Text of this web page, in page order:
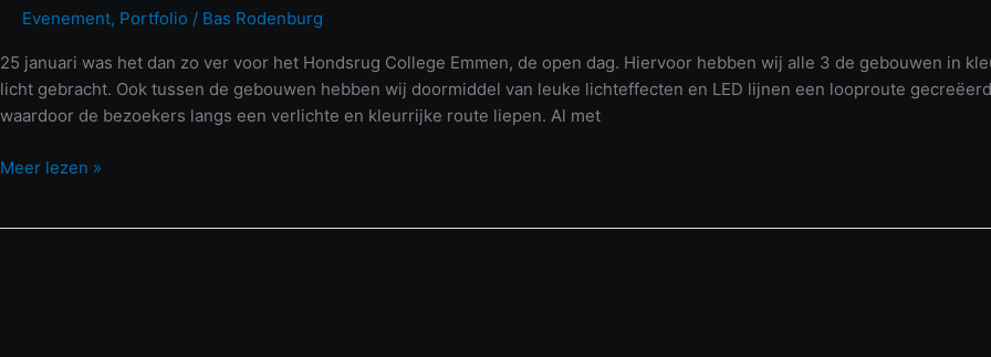
Evenement, Portfolio / Bas Rodenburg
25 januari was het dan zo ver voor het Hondsrug College Emmen, de open dag. Hiervoor hebben wij alle 3 de gebouwen in
licht gebracht. Ook tussen de gebouwen hebben wij doormiddel van leuke lichteffecten en LED lijnen een looproute
waardoor de bezoekers langs een verlichte en kleurrijke route liepen. Al met
Meer lezen »